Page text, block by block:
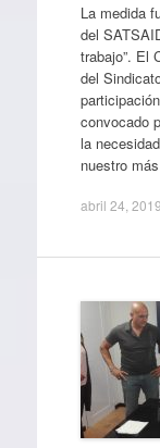
La medida
del
trabajo”. El
del
convocado
la
nuestro
abril 24, 2019